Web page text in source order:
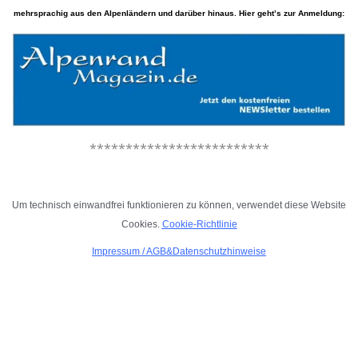
mehrsprachig aus den Alpenländern und darüber hinaus. Hier geht’s zur Anmeldung:
*************************
Um technisch einwandfrei funktionieren zu können, verwendet diese Website
Cookies. Cookie-Richtlinie
Impressum /AGB&Datenschutzhinweise